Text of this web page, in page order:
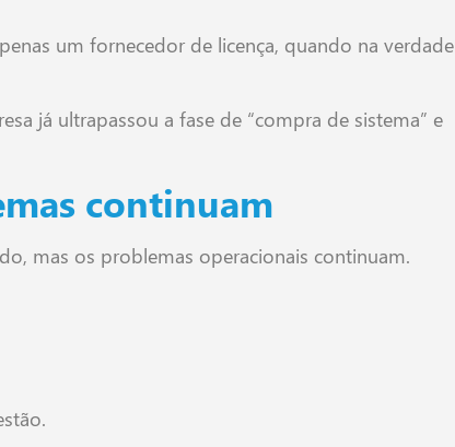
um fornecedor de licença, quando na verdade
já ultrapassou a fase de “compra de sistema” e
continuam
mas os problemas operacionais continuam.